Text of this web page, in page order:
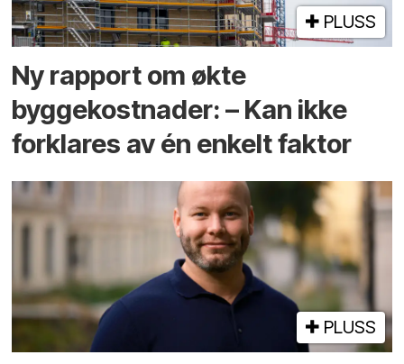
PLUSS
Ny rapport om økte
byggekostnader: – Kan ikke
forklares av én enkelt faktor
PLUSS